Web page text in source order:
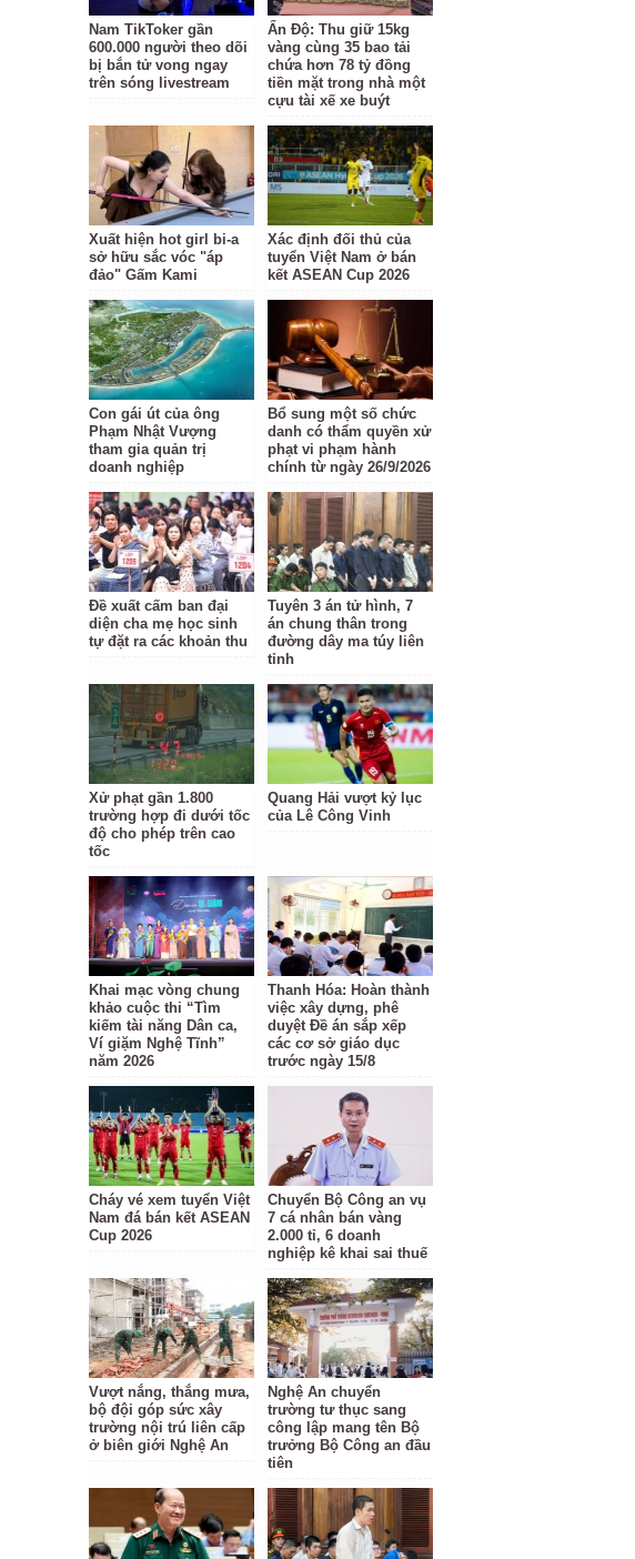
Nam TikToker gần
600.000 người theo dõi
bị bắn tử vong ngay
trên sóng livestream
Ấn Độ: Thu giữ 15kg
vàng cùng 35 bao tải
chứa hơn 78 tỷ đồng
tiền mặt trong nhà một
cựu tài xế xe buýt
Xuất hiện hot girl bi-a
sở hữu sắc vóc "áp
đảo" Gấm Kami
Xác định đối thủ của
tuyển Việt Nam ở bán
kết ASEAN Cup 2026
Con gái út của ông
Phạm Nhật Vượng
tham gia quản trị
doanh nghiệp
Bổ sung một số chức
danh có thẩm quyền xử
phạt vi phạm hành
chính từ ngày 26/9/2026
Đề xuất cấm ban đại
diện cha mẹ học sinh
tự đặt ra các khoản thu
Tuyên 3 án tử hình, 7
án chung thân trong
đường dây ma túy liên
tỉnh
Xử phạt gần 1.800
trường hợp đi dưới tốc
độ cho phép trên cao
tốc
Quang Hải vượt kỷ lục
của Lê Công Vinh
Khai mạc vòng chung
khảo cuộc thi “Tìm
kiếm tài năng Dân ca,
Ví giặm Nghệ Tĩnh”
năm 2026
Thanh Hóa: Hoàn thành
việc xây dựng, phê
duyệt Đề án sắp xếp
các cơ sở giáo dục
trước ngày 15/8
Cháy vé xem tuyển Việt
Nam đá bán kết ASEAN
Cup 2026
Chuyển Bộ Công an vụ
7 cá nhân bán vàng
2.000 tỉ, 6 doanh
nghiệp kê khai sai thuế
Vượt nắng, thắng mưa,
bộ đội góp sức xây
trường nội trú liên cấp
ở biên giới Nghệ An
Nghệ An chuyển
trường tư thục sang
công lập mang tên Bộ
trưởng Bộ Công an đầu
tiên